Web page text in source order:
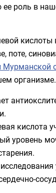
роль в
поте,
Мурманской
организме.
кислота
уровень